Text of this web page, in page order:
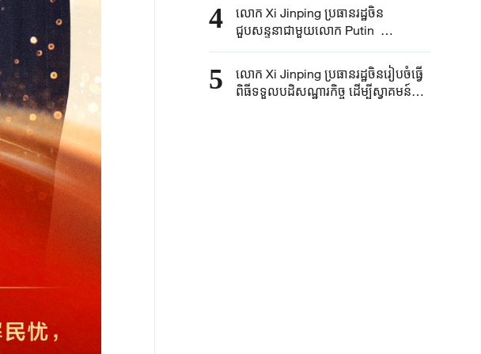
4
លោក Xi Jinping ប្រធានរដ្ឋចិន​
ជួបសន្ទនាជាមួយលោក​ Putin ​​
ប្រធានាធិបតី​រុស្ស៊ី​
5
លោក Xi Jinping ប្រធានរដ្ឋ​ចិន​រៀបចំ​ធ្វើ​
ពិធីទទួល​បដិ​សណ្ឋារកិច្ច​ ដើម្បី​ស្វាគមន៍